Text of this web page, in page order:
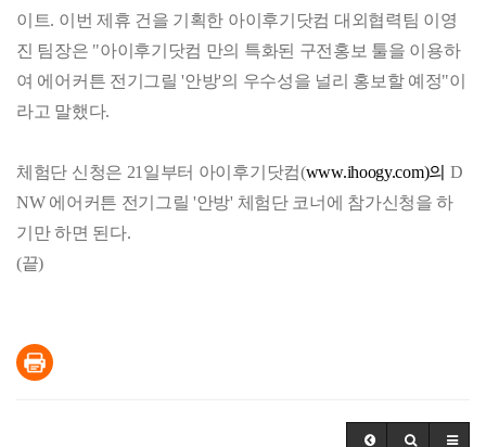
이트. 이번 제휴 건을 기획한 아이후기닷컴 대외협력팀 이영
진 팀장은 "아이후기닷컴 만의 특화된 구전홍보 툴을 이용하
여 에어커튼 전기그릴 '안방'의 우수성을 널리 홍보할 예정"이
라고 말했다.
체험단 신청은 21일부터 아이후기닷컴(www.ihoogy.com)의 D
NW 에어커튼 전기그릴 '안방' 체험단 코너에 참가신청을 하
기만 하면 된다.
(끝)